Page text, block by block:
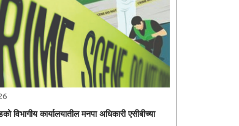
विभागीय कार्यालयातील मनपा अधिकारी एसीबीच्या